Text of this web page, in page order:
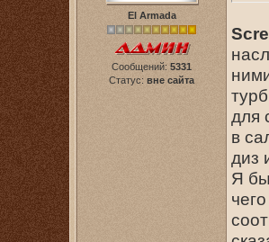
El Armada
Сообщений: 5331
Статус: вне сайта
для
в
диз
Я